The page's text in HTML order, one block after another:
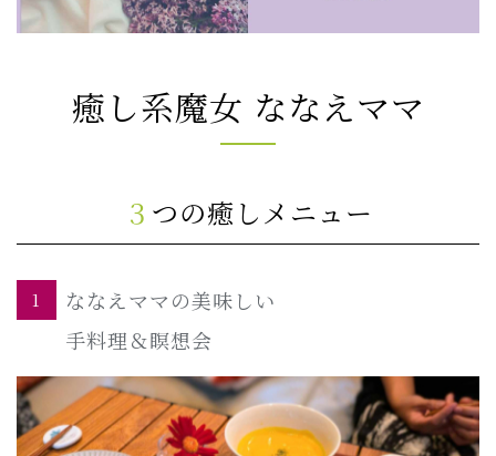
癒し系魔女 ななえママ
３つの癒しメニュー
1
ななえママの美味しい
手料理＆瞑想会